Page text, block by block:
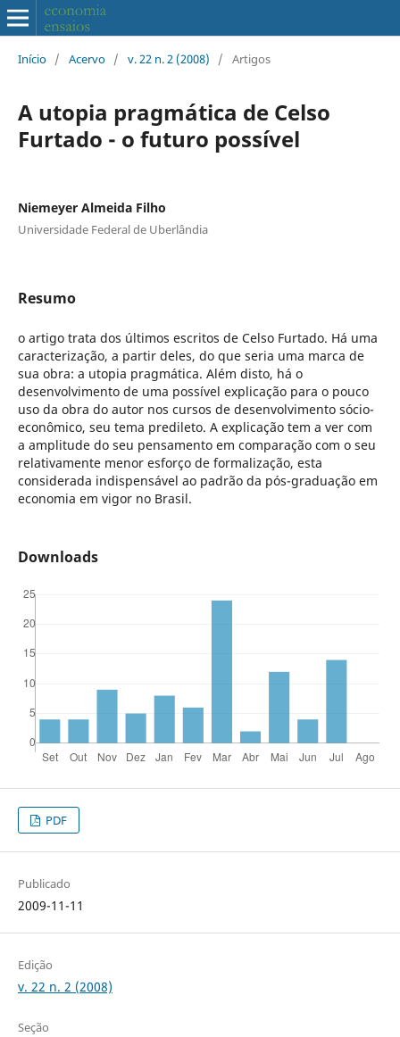
Início / Acervo / v. 22 n. 2 (2008) / Artigos
A utopia pragmática de Celso
Furtado - o futuro possível
Niemeyer Almeida Filho
Universidade Federal de Uberlândia
Resumo
o artigo trata dos últimos escritos de Celso Furtado. Há uma
caracterização, a partir deles, do que seria uma marca de
sua obra: a utopia pragmática. Além disto, há o
desenvolvimento de uma possível explicação para o pouco
uso da obra do autor nos cursos de desenvolvimento sócio-
econômico, seu tema predileto. A explicação tem a ver com
a amplitude do seu pensamento em comparação com o seu
relativamente menor esforço de formalização, esta
considerada indispensável ao padrão da pós-graduação em
economia em vigor no Brasil.
Downloads
PDF
Publicado
2009-11-11
Edição
v. 22 n. 2 (2008)
Seção